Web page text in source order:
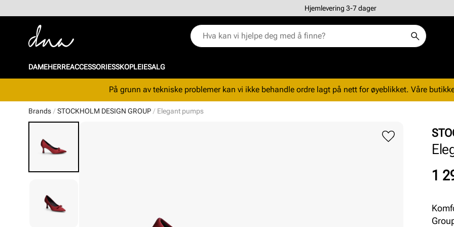
Hjemlevering 3-7 dager
DAMEHERREACCESSORIESSKOPLEIESALG
På grunn av tekniske problemer kan vi ikke behandle ordre lagt på nett for øyeblikket. Våre
Brands STOCKHOLM DESIGN GROUP Elegant pumps
Pris
1